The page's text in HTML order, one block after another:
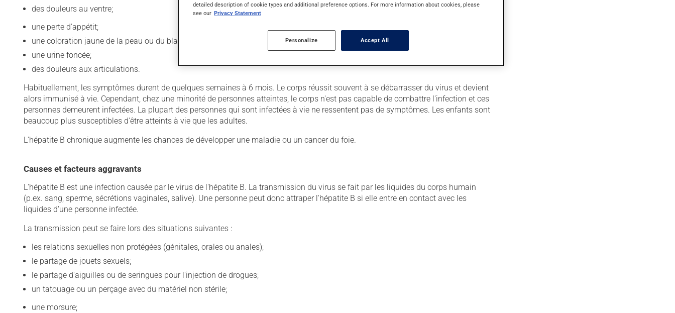
des douleurs au ventre;
une perte d'appétit;
une coloration jaune de la peau ou du blanc des yeux;
une urine foncée;
des douleurs aux articulations.
Habituellement, les symptômes durent de quelques semaines à 6 mois. Le corps réussit souvent à se débarrasser du virus et devient
alors immunisé à vie. Cependant, chez une minorité de personnes atteintes, le corps n'est pas capable de combattre l'infection et ces
personnes demeurent infectées. La plupart des personnes qui sont infectées à vie ne ressentent pas de symptômes. Les enfants sont
beaucoup plus susceptibles d'être atteints à vie que les adultes.
L'hépatite B chronique augmente les chances de développer une maladie ou un cancer du foie.
Causes et facteurs aggravants
L'hépatite B est une infection causée par le virus de l'hépatite B. La transmission du virus se fait par les liquides du corps humain
(p.ex. sang, sperme, sécrétions vaginales, salive). Une personne peut donc attraper l'hépatite B si elle entre en contact avec les
liquides d'une personne infectée.
La transmission peut se faire lors des situations suivantes :
les relations sexuelles non protégées (génitales, orales ou anales);
le partage de jouets sexuels;
le partage d'aiguilles ou de seringues pour l'injection de drogues;
un tatouage ou un perçage avec du matériel non stérile;
une morsure;
detailed description of cookie types and additional preference options. For more information about cookies, please
see our Privacy Statement
Personalize Accept All